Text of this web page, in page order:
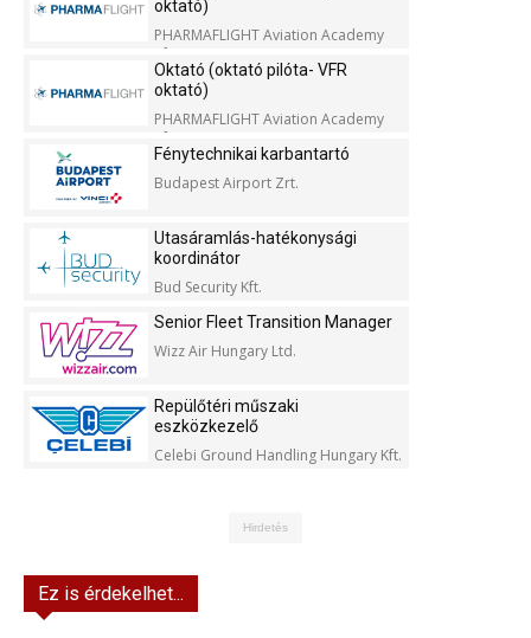
oktató)
PHARMAFLIGHT Aviation Academy
Kft.
Oktató (oktató pilóta- VFR
oktató)
PHARMAFLIGHT Aviation Academy
Kft.
Fénytechnikai karbantartó
Budapest Airport Zrt.
Utasáramlás-hatékonysági
koordinátor
Bud Security Kft.
Senior Fleet Transition Manager
Wizz Air Hungary Ltd.
Repülőtéri műszaki
eszközkezelő
Celebi Ground Handling Hungary Kft.
Hirdetés
Ez is érdekelhet...